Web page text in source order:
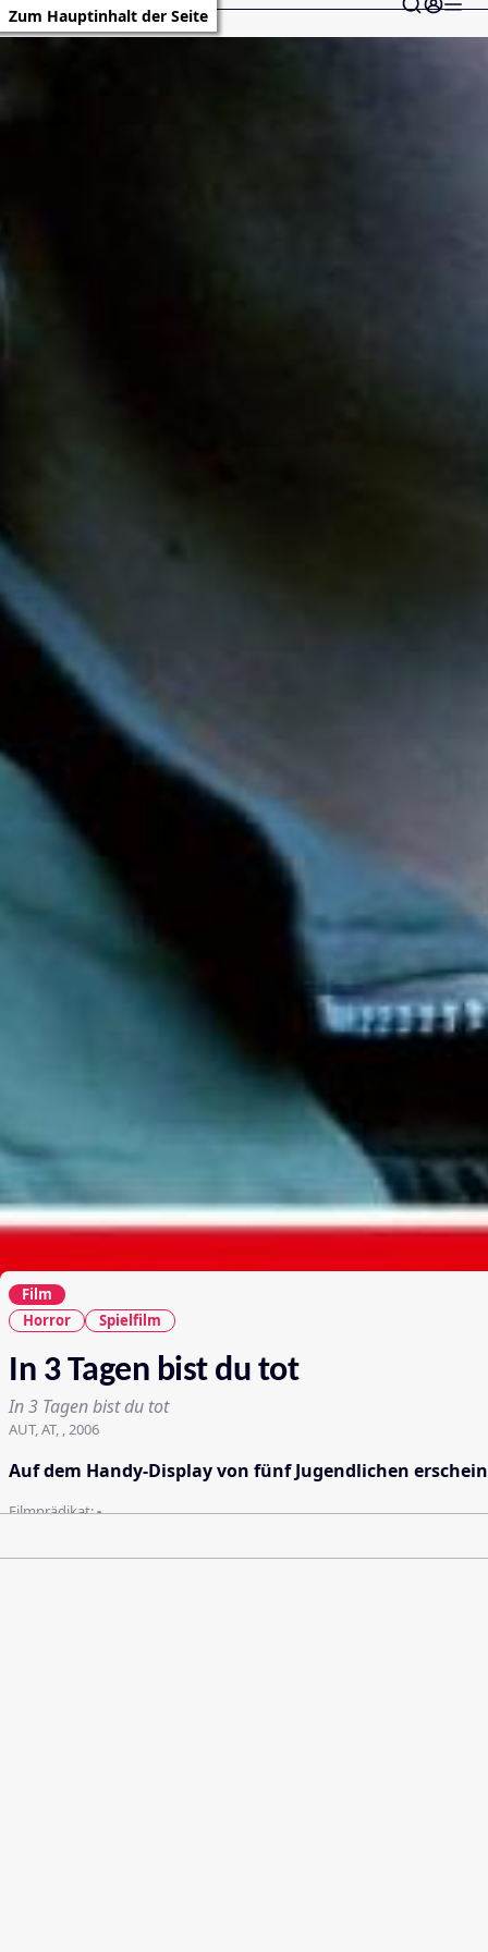
Zum Hauptinhalt der Seite
Film
Horror
Spielfilm
In 3 Tagen bist du tot
In 3 Tagen bist du tot
AUT, AT, , 2006
Auf dem Handy-Display von fünf Jugendlichen
Filmprädikat:-